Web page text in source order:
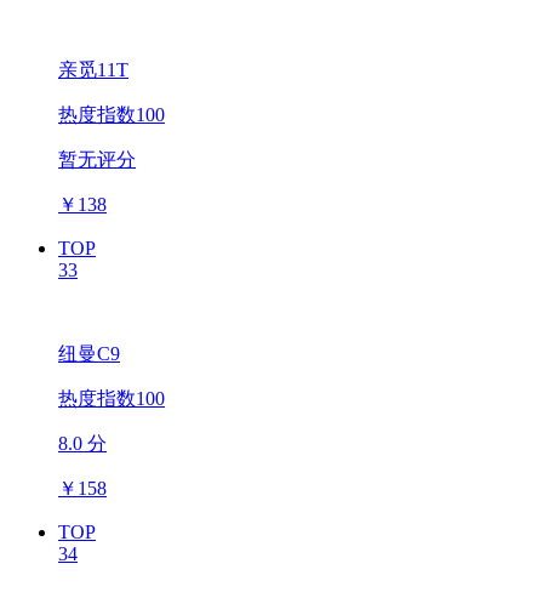
亲觅11T
热度指数100
暂无评分
￥ 138
TOP
33
纽曼C9
热度指数100
8.0 分
￥ 158
TOP
34